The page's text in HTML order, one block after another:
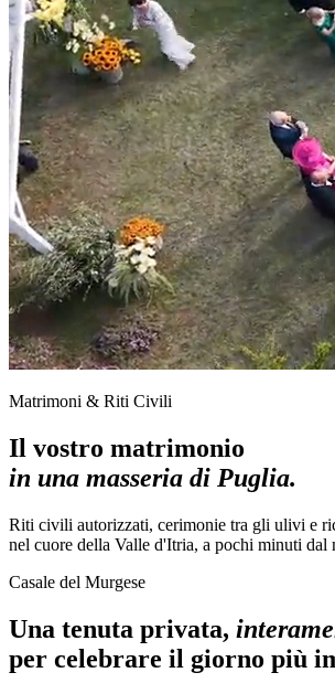
Matrimoni & Riti Civili
Il vostro matrimonio
in una masseria di Puglia.
Riti civili autorizzati, cerimonie tra gli ulivi e
nel cuore della Valle d'Itria, a pochi minuti dal
Casale del Murgese
Una tenuta privata,
per celebrare il giorno più